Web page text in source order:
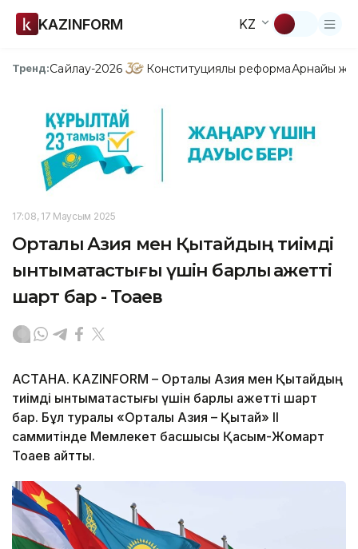
KAZINFORM KZ
Тренд:Сайлау-2026 Конституциялық реформаАрнайы
17:08, 17 Маусым 2025
Орталық Азия мен Қытайдың тиімді
ынтымақтастығы үшін барлық қажетті
шарт бар - Тоқаев
АСТАНА. KAZINFORM – Орталық Азия мен Қытайдың
тиімді ынтымақтастығы үшін барлық қажетті шарт
бар. Бұл туралы «Орталық Азия – Қытай» ІІ
саммитінде Мемлекет басшысы Қасым-Жомарт
Тоқаев айтты.